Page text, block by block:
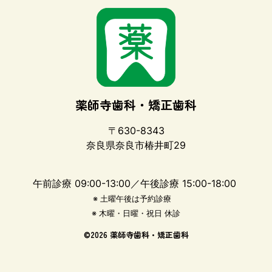
薬師寺歯科・矯正歯科
〒630-8343
奈良県奈良市椿井町29
午前診療 09:00-13:00／午後診療 15:00-18:00
※ 土曜午後は予約診療
※ 木曜・日曜・祝日 休診
©2026 薬師寺歯科・矯正歯科